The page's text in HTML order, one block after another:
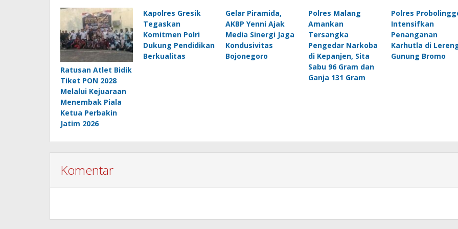
Ratusan Atlet Bidik
Tiket PON 2028
Melalui Kejuaraan
Menembak Piala
Ketua Perbakin
Jatim 2026
Kapolres Gresik
Tegaskan
Komitmen Polri
Dukung Pendidikan
Berkualitas
Gelar Piramida,
AKBP Yenni Ajak
Media Sinergi Jaga
Kondusivitas
Bojonegoro
Polres Malang
Amankan
Tersangka
Pengedar Narkoba
di Kepanjen, Sita
Sabu 96 Gram dan
Ganja 131 Gram
Polres
Intensifkan
Penanganan
Karhutla di
Gunung Bromo
Komentar